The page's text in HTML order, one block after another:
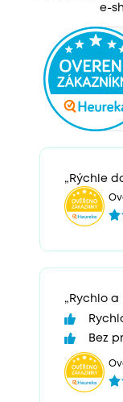
e-
„Rýchle
„Rychlo a
Bez